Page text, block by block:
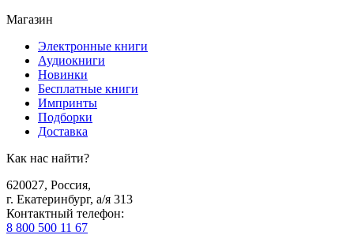
Магазин
Электронные книги
Аудиокниги
Новинки
Бесплатные книги
Импринты
Подборки
Доставка
Как нас найти?
620027, Россия,
г. Екатеринбург, а/я 313
Контактный телефон:
8 800 500 11 67